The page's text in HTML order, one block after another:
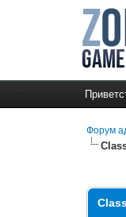
Форум